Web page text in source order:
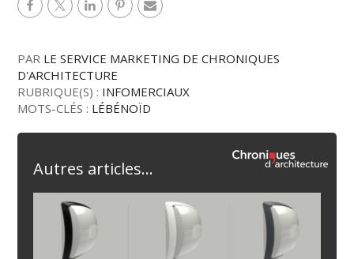
PAR LE SERVICE MARKETING DE CHRONIQUES
D'ARCHITECTURE
RUBRIQUE(S) : INFOMERCIAUX
MOTS-CLÉS : LÉBÉNOÏD
Autres articles...